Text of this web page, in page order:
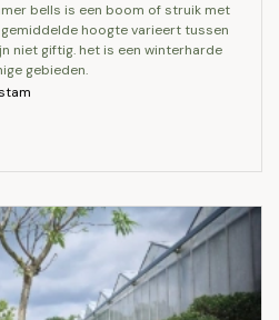
hoogte varieert tussen
niet giftig. het is een winterharde
gebieden.